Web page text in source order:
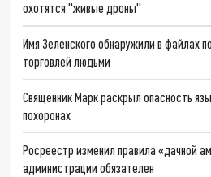
охотятся "живые дроны"
Имя Зеленского обнаружили в файлах
торговлей людьми
Священник Марк раскрыл опасность
похоронах
Росреестр изменил правила «дачной
администрации обязателен